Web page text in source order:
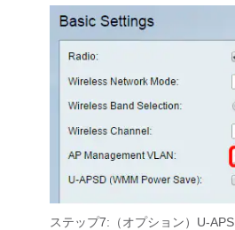
ステップ7:（オプション）U-